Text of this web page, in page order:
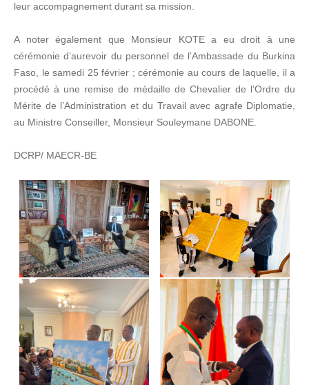
leur accompagnement durant sa mission.
A noter également que Monsieur KOTE a eu droit à une
cérémonie d’aurevoir du personnel de l’Ambassade du Burkina
Faso, le samedi 25 février ; cérémonie au cours de laquelle, il a
procédé à une remise de médaille de Chevalier de l’Ordre du
Mérite de l’Administration et du Travail avec agrafe Diplomatie,
au Ministre Conseiller, Monsieur Souleymane DABONE.
DCRP/ MAECR-BE